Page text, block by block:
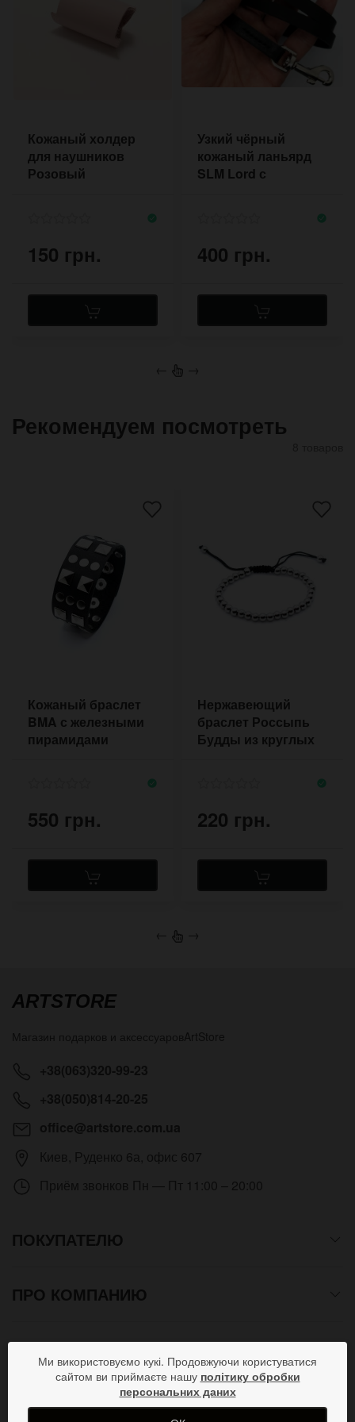
Кожаный холдер
для наушников
Розовый
150 грн.
Узкий чёрный
кожаный ланьярд
SLM Lord с
400 грн.
← →
Рекомендуем посмотреть
Кожаный браслет
BMA с железными
пирамидами
550 грн.
Нержавеющий
браслет Россыпь
Будды из круглых
220 грн.
← →
ARTSTORE
ПОКУПАТЕЛЮ
ПРО КОМПАНИЮ
СПОСОБЫ ОПЛАТЫ
ПРИСОЕДИНЯЙСЯ В СОЦСЕТЯХ
Ми використовуємо кукі. Продовжуючи користуватися
сайтом ви приймаєте нашу політику обробки
персональних даних